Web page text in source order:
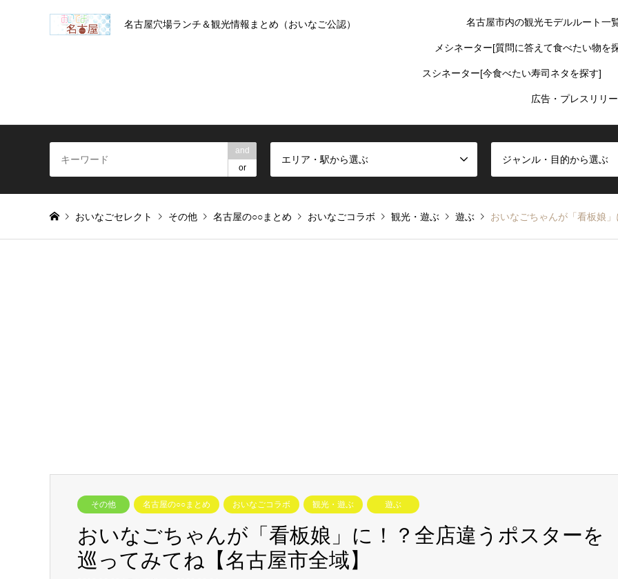
名古屋穴場ランチ＆観光情報まとめ（おいなご公認） 名古屋市内の観光モデルルート一
メシネーター[質問に答えて食べたい物を
スシネーター[今食べたい寿司ネタを探す]
広告・プレスリリ
and
or
エリア・駅から選ぶ ジャンル・目的から選ぶ
おいなごセレクト その他 名古屋の○○まとめ おいなごコラボ 観光・遊ぶ 遊ぶ おいなごちゃんが「看板娘
その他 名古屋の○○まとめ おいなごコラボ 観光・遊ぶ 遊ぶ
おいなごちゃんが「看板娘」に！？全店違うポスターを
巡ってみてね【名古屋市全域】